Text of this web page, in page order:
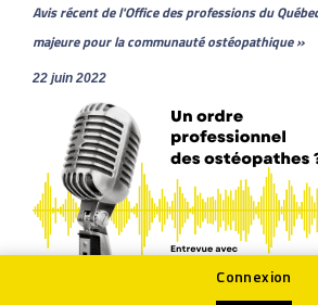
Connexion
Avis récent de l'Office des professions du
majeure pour la communauté ostéopathique »
22 juin 2022